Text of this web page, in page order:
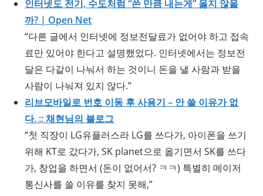
인터넷도 전기, 수도처럼 “쓴 만큼 내는게” 옳지 않을
까? | Open Net
“다른 글에서 인터넷에 정보전달료가 없어야 하고 접속
료만 있어야 한다고 설명했었다. 인터넷에서는 정보전
달은 다같이 나눠서 하는 것이니 돈을 낼 사람과 받을
사람이 나눠져 있지 않다.”
리브모바일로 번호 이동 후 사용기 – 안 쓸 이유가 없
다. :: 채현님의 블로그
“첫 직장이 LG유플러스라 LG를 쓰다가, 아이폰을 쓰기
위해 KT로 갔다가, SK planet으로 옮기면서 SK를 쓰다
가, 창업을 하면서 (돈이 없어서? ㅋㅋ) 특별히 메이저
통신사를 쓸 이유를 찾지 못해,”